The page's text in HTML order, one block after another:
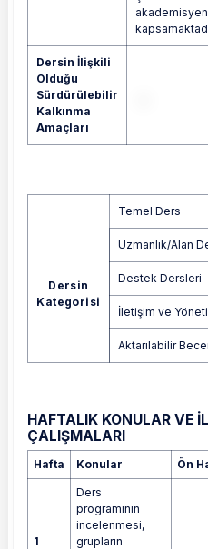
Dersin İlişkili
Olduğu
Sürdürülebilir
Kalkınma
Amaçları
Dersin
Kategorisi
Temel Ders
Uzmanlık/Alan
Destek Dersleri
İletişim ve
Aktarılabilir
HAFTALIK KONULAR VE
ÇALIŞMALARI
Hafta Konular Ön
1
Ders
programının
incelenmesi,
grupların